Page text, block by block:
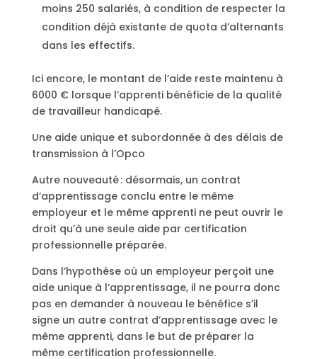
moins 250 salariés, à condition de respecter la
condition déjà existante de quota d’alternants
dans les effectifs.
Ici encore, le montant de l’aide reste maintenu à
6000 € lorsque l’apprenti bénéficie de la qualité
de travailleur handicapé.
Une aide unique et subordonnée à des délais de
transmission à l’Opco
Autre nouveauté : désormais, un contrat
d’apprentissage conclu entre le même
employeur et le même apprenti ne peut ouvrir le
droit qu’à une seule aide par certification
professionnelle préparée.
Dans l’hypothèse où un employeur perçoit une
aide unique à l’apprentissage, il ne pourra donc
pas en demander à nouveau le bénéfice s’il
signe un autre contrat d’apprentissage avec le
même apprenti, dans le but de préparer la
même certification professionnelle.